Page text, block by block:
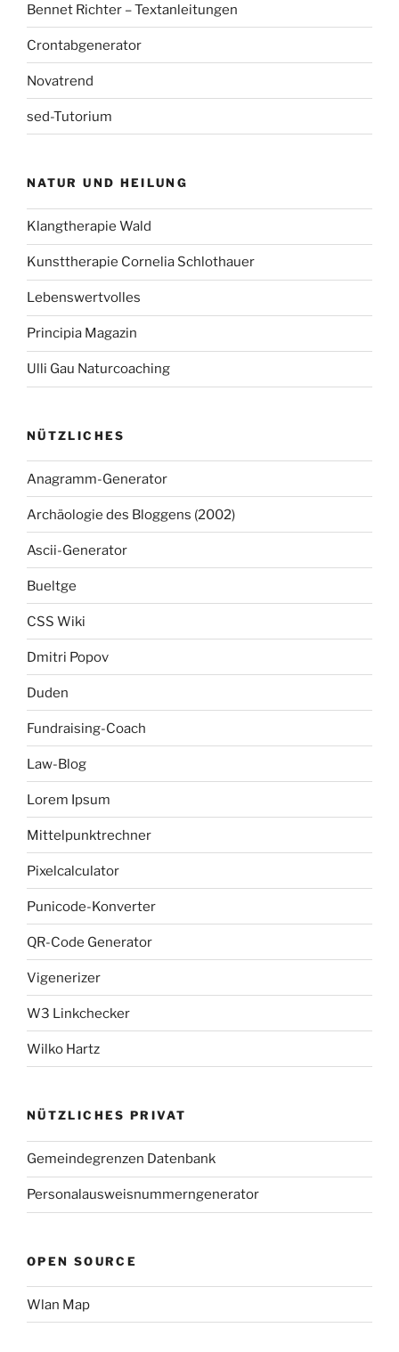
Bennet Richter – Textanleitungen
Crontabgenerator
Novatrend
sed-Tutorium
NATUR UND HEILUNG
Klangtherapie Wald
Kunsttherapie Cornelia Schlothauer
Lebenswertvolles
Principia Magazin
Ulli Gau Naturcoaching
NÜTZLICHES
Anagramm-Generator
Archäologie des Bloggens (2002)
Ascii-Generator
Bueltge
CSS Wiki
Dmitri Popov
Duden
Fundraising-Coach
Law-Blog
Lorem Ipsum
Mittelpunktrechner
Pixelcalculator
Punicode-Konverter
QR-Code Generator
Vigenerizer
W3 Linkchecker
Wilko Hartz
NÜTZLICHES PRIVAT
Gemeindegrenzen Datenbank
Personalausweisnummerngenerator
OPEN SOURCE
Wlan Map